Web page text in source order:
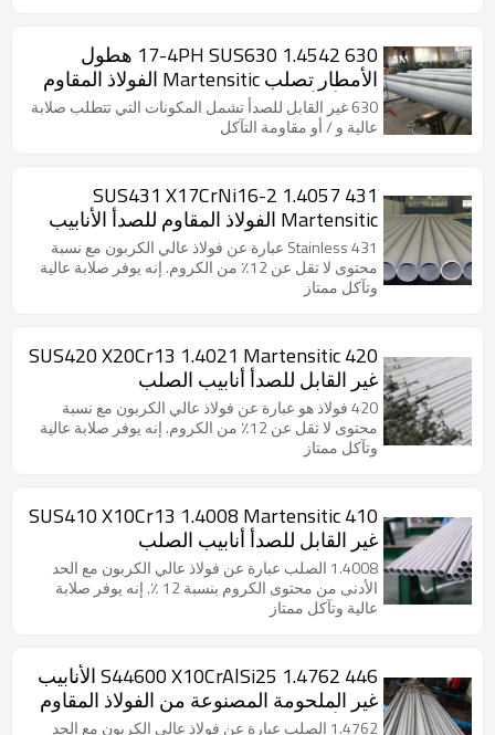
630 17-4PH SUS630 1.4542 هطول
الأمطار تصلب Martensitic الفولاذ المقاوم
للصدأ الأنابيب غير الملحومة
630 غير القابل للصدأ تشمل المكونات التي تتطلب صلابة
عالية و / أو مقاومة التآكل
431 SUS431 X17CrNi16-2 1.4057
Martensitic الفولاذ المقاوم للصدأ الأنابيب
غير الملحومة431 Stainless عبارة عن فولاذ عالي الكربون مع نسبة
محتوى لا تقل عن 12٪ من الكروم. إنه يوفر صلابة عالية
وتآكل ممتاز
420 SUS420 X20Cr13 1.4021 Martensitic
غير القابل للصدأ أنابيب الصلب
420 فولاذ هو عبارة عن فولاذ عالي الكربون مع نسبة
محتوى لا تقل عن 12٪ من الكروم. إنه يوفر صلابة عالية
وتآكل ممتاز
410 SUS410 X10Cr13 1.4008 Martensitic
غير القابل للصدأ أنابيب الصلب
1.4008 الصلب عبارة عن فولاذ عالي الكربون مع الحد
الأدنى من محتوى الكروم بنسبة 12 ٪. إنه يوفر صلابة
عالية وتآكل ممتاز
446 S44600 X10CrAlSi25 1.4762 الأنابيب
غير الملحومة المصنوعة من الفولاذ المقاوم
للصدأ 1.4762 الصلب عبارة عن فولاذ عالي الكربون مع الحد